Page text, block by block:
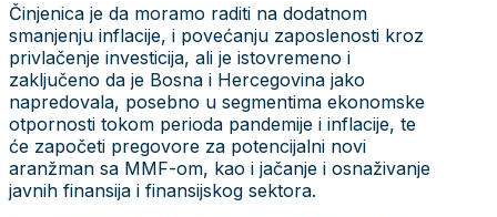
Činjenica je da moramo raditi na dodatnom
smanjenju inflacije, i povećanju zaposlenosti kroz
privlačenje investicija, ali je istovremeno i
zaključeno da je Bosna i Hercegovina jako
napredovala, posebno u segmentima ekonomske
otpornosti tokom perioda pandemije i inflacije, te
će započeti pregovore za potencijalni novi
aranžman sa MMF-om, kao i jačanje i osnaživanje
javnih finansija i finansijskog sektora.